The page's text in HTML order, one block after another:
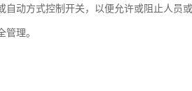
自动方式控制开关，以便允许或阻止人员
管理。